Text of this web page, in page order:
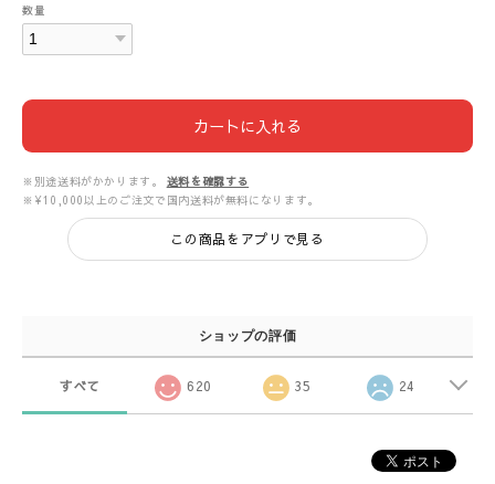
数量
カートに入れる
※別途送料がかかります。
送料を確認する
※¥10,000以上のご注文で国内送料が無料になります。
この商品をアプリで見る
ショップの評価
すべて 620 35 24